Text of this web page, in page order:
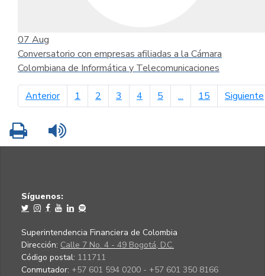
07 Aug
Conversatorio con empresas afiliadas a la Cámara
Colombiana de Informática y Telecomunicaciones
Anteriorpágina anterior
1 2 3 4 5 ... 15 Siguiente
Imprimir
Síguenos:
Superintendencia Financiera de Colombia
Dirección: Calle 7 No. 4 - 49 Bogotá, D.C.
Código postal: 111711
Conmutador: +57 601 594 0200 - +57 601 350 8166